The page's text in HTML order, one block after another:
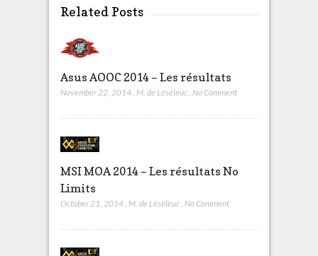
Related Posts
Asus AOOC 2014 – Les résultats
November 22, 2014 M. de Léséleuc No Comment
MSI MOA 2014 – Les résultats No
Limits
October 21, 2014, M. de Léséleuc, No Comment